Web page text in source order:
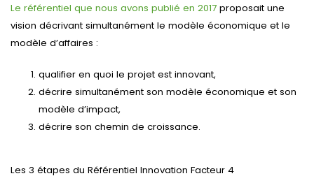
Le référentiel que nous avons publié en 2017 proposait une
vision décrivant simultanément le modèle économique et le
modèle d’affaires :
qualifier en quoi le projet est innovant,
décrire simultanément son modèle économique et son
modèle d’impact,
décrire son chemin de croissance.
Les 3 étapes du Référentiel Innovation Facteur 4